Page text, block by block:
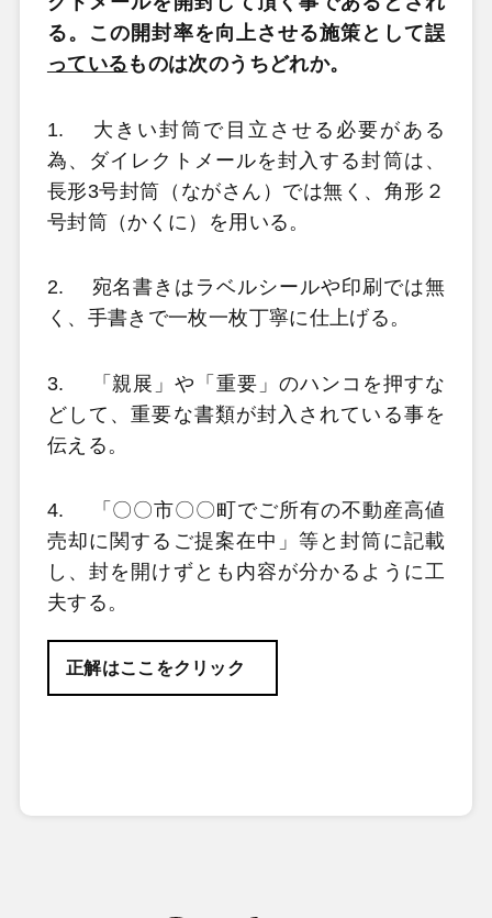
る。この開封率を向上させる施策として誤
っている ものは次のうちどれか。
1.
大きい封筒で目立させる必要がある
為、ダイレクトメールを封入する封筒は、
長形3号封筒（ながさん）では無く、角形２
号封筒（かくに）を用いる。
2.
宛名書きはラベルシールや印刷では無
く、手書きで一枚一枚丁寧に仕上げる。
3.
「親展」や「重要」のハンコを押すな
どして、重要な書類が封入されている事を
伝える。
4.
「〇〇市〇〇町でご所有の不動産高値
売却に関するご提案在中」等と封筒に記載
し、封を開けずとも内容が分かるように工
夫する。
正解はここをクリック